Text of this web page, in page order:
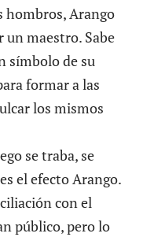
hombros, Arango
un maestro. Sabe
símbolo de su
formar a las
los mismos
se traba, se
el efecto Arango.
con el
público, pero lo